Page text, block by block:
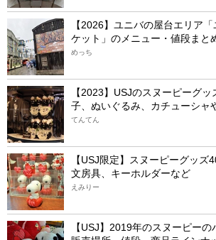
【2026】ユニバの屋台エリア
ケット」のメニュー・値段まと
めっち
【2023】USJのスヌーピーグ
子、ぬいぐるみ、カチューシャ
てんてん
【USJ限定】スヌーピーグッズ
文房具、キーホルダーなど
えみりー
【USJ】2019年のスヌーピーの